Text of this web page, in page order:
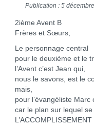
Publication : 5
2ième Avent B
Frères et Sœurs,
Le personnage central
pour le deuxième et le
l’Avent c’est Jean qui,
nous le savons, est le
mais,
pour l’évangéliste Marc
car le plan sur lequel